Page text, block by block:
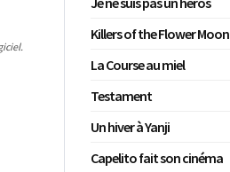
Killers of the Flower Moon
La Course au miel
Testament
Un hiver à Yanji
Capelito fait son cinéma